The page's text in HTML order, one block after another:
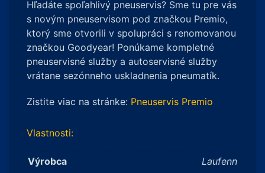
Hľadáte spoľahlivý pneuservis? Sme tu pre vás
s novým pneuservisom pod značkou Premio,
ktorý sme otvorili v spolupráci s renomovanou
značkou Goodyear! Ponúkame kompletné
pneuservisné služby a autoservisné služby
vrátane sezónneho uskladnenia pneumatík.
Zistite viac na stránke: Pneuservis Premio
Vlastnosti:
Výrobca
Laufenn